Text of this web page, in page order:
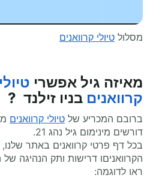
מסלול טיולי קרוואנים
מאיזה גיל אפשרי טיולי
קרוואנים בניו זילנד ?
ברובם המכריע של טיולי קרוואנים
דורשים מינימום גיל נהג 21.
בכל דף פרטי קרוואנים באתר
הקרוואניםו דרישות ותק הנהיגה של
ראו לדוגמה: